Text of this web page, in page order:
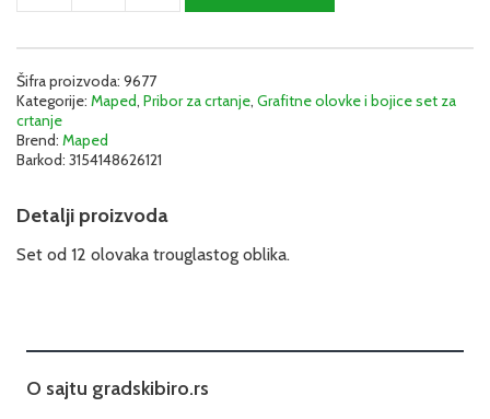
bojice
|
Šifra proizvoda: 9677
Kategorije: Maped, Pribor za crtanje, Grafitne olovke i bojice set za
crtanje
Brend: Maped
Barkod: 3154148626121
Detalji proizvoda
Set od 12 olovaka trouglastog oblika.
O sajtu gradskibiro.rs